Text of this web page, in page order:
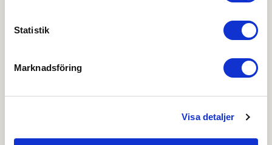
Statistik
Marknadsföring
Visa detaljer